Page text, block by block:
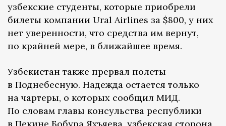
узбекские студенты, которые приобрели
билеты компании Ural Airlines за $800, у них
нет уверенности, что средства им вернут,
по крайней мере, в ближайшее время.
Узбекистан также прервал полеты
в Поднебесную. Надежда остается только
на чартеры, о которых сообщил МИД.
По словам главы консульства республики
в Пекине Бобура Яхъяева, узбекская сторона